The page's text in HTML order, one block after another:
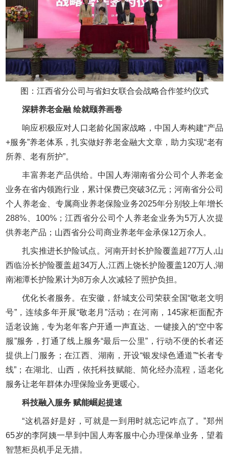
图：江西省分公司与省妇女联合会战略合作签约仪式
深耕养老金融 绘就颐养画卷
响应积极应对人口老龄化国家战略，中国人寿构建“产品
+服务”养老体系，扎实做好养老金融大文章，助力实现“老有
所养、老有所护”。
丰富养老产品供给。中国人寿湖南省分公司个人养老金
业务在省内领跑行业，累计保费已突破3亿元；河南省分公司
个人养老金、专属商业养老保险业务2025年分别较上年增长
288%、100%；江西省分公司个人养老金业务为5万人次提
供养老产品；山西省分公司商业养老年金承保12万余人。
扎实推进长护险试点。河南开封长护险覆盖超77万人,山
西临汾长护险覆盖超34万人,江西上饶长护险覆盖120万人,湖
南湘潭长护险累计为8万余人次减轻了照护负担。
优化长者服务。在安徽，舒城支公司荣获全国“敬老文明
号”，连续多年开展“敬老月”活动；在河南，145家柜面配齐
适老设施，专为老年客户开通一声直达、一键接入的“空中客
服”服务，打通了线上服务“最后一公里”，行动不便的长者还
提供上门服务；在江西、湖南，开设“银发绿色通道”“长者专
线”；在湖北、山西，依托科技赋能、简化经办流程，适老化
服务让老年群体办理保险业务更暖心。
科技融入服务 赋能崛起提速
“这机器好是好，可就是一到用时就忘记咋点了。”郑州
65岁的李阿姨一早到中国人寿客服中心办理保单业务，望着
智慧柜员机手足无措。